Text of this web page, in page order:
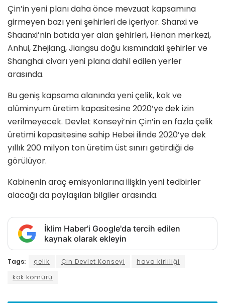
Çin’in yeni planı daha önce mevzuat kapsamına
girmeyen bazı yeni şehirleri de içeriyor. Shanxi ve
Shaanxi’nin batıda yer alan şehirleri, Henan merkezi,
Anhui, Zhejiang, Jiangsu doğu kısmındaki şehirler ve
Shanghai civarı yeni plana dahil edilen yerler
arasında.
Bu geniş kapsama alanında yeni çelik, kok ve
alüminyum üretim kapasitesine 2020’ye dek izin
verilmeyecek. Devlet Konseyi’nin Çin’in en fazla çelik
üretimi kapasitesine sahip Hebei ilinde 2020’ye dek
yıllık 200 milyon ton üretim üst sınırı getirdiği de
görülüyor.
Kabinenin araç emisyonlarına ilişkin yeni tedbirler
alacağı da paylaşılan bilgiler arasında.
İklim Haber'i Google'da tercih edilen
kaynak olarak ekleyin
Tags: çelik Çin Devlet Konseyi
hava kirliliği
kok kömürü